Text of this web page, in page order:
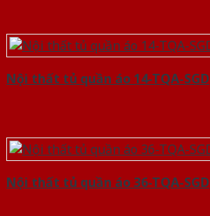
Nội thất tủ quần áo 14-TQA-SGD
Nội thất tủ quần áo 36-TQA-SGD